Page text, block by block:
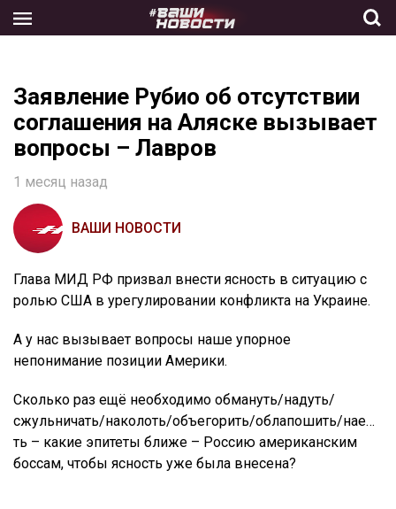
the
Заявление Рубио об отсутствии
соглашения на Аляске вызывает
вопросы – Лавров
1 месяц назад
ВАШИ НОВОСТИ
Глава МИД РФ призвал внести ясность в ситуацию с
ролью США в урегулировании конфликта на Украине.
А у нас вызывает вопросы наше упорное
непонимание позиции Америки.
Сколько раз ещё необходимо обмануть/надуть/
сжульничать/наколоть/объегорить/облапошить/нае…
ть – какие эпитеты ближе – Россию американским
боссам, чтобы ясность уже была внесена?